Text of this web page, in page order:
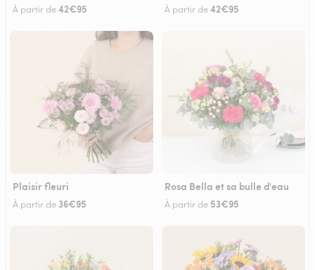
À partir de42€95 À partir de42€95
Plaisir fleuri
À partir de 36€95
Rosa Bella et sa bulle d'eau
À partir de 53€95